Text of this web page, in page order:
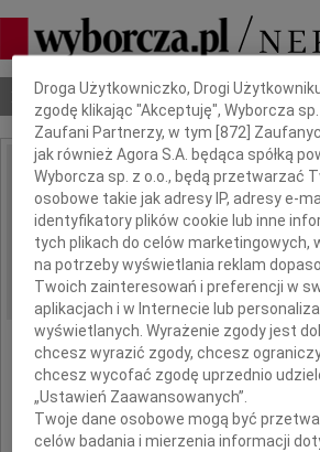
Nekrologi Odeszli Poradnik
IMIĘ I NAZWISKO: Jerzy Rus
REGION: Katowice
DATA EMISJI: 17.12.2015
Pogrążeni w głębokim
roku zmarł w wieku 61
Dbamy o Twoją prywatność
Droga Użytkowniczko, Drogi
zgodę klikając "Akceptuję", Wyborcza
Zaufani Partnerzy, w tym [872 ]
jak również Agora S.A. będąca spółką
Wyborcza sp. z o.o., będą przetwarzać
osobowe takie jak adresy IP, adresy e-
identyfikatory plików cookie lub inne
tych plikach do celów marketingowych,
na potrzeby wyświetlania reklam
Twoich zainteresowań i preferencji w
aplikacjach i w Internecie lub
wyświetlanych. Wyrażenie zgody jest
chcesz wyrazić zgody, chcesz
chcesz wycofać zgodę uprzednio
„Ustawień Zaawansowanych”.
Twoje dane osobowe mogą być
celów badania i mierzenia informacji